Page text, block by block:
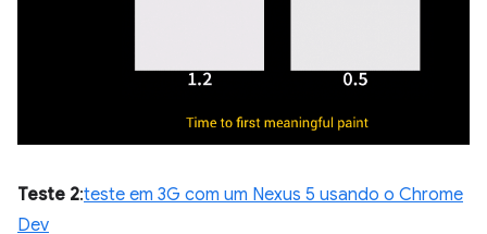
Teste 2:teste em 3G com um Nexus 5 usando o Chrome
Dev